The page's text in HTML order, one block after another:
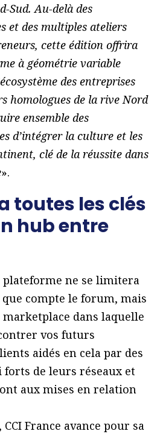
Sud. Au-delà des
et des multiples ateliers
cette édition offrira
à géométrie variable
des entreprises
homologues de la rive Nord
ensemble des
d’intégrer la culture et les
clé de la réussite dans
».
toutes les clés
hub entre
plateforme ne se limitera
compte le forum, mais
dans laquelle
vos futurs
aidés en cela par des
de leurs réseaux et
aux mises en relation
France avance pour sa